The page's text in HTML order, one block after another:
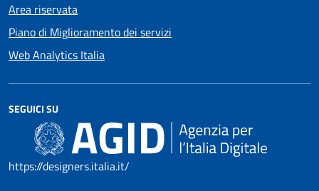
Area riservata
Piano di Miglioramento dei servizi
Web Analytics Italia
SEGUICI SU
https://designers.italia.it/